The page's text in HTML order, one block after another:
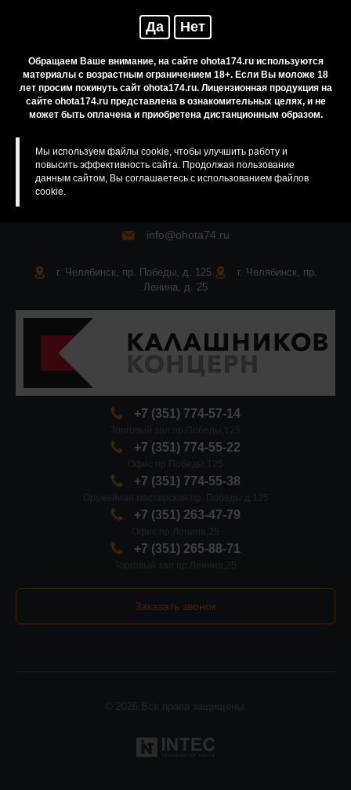
Да Нет
Обращаем Ваше внимание, на сайте ohota174.ru используются
материалы с возрастным ограничением 18+. Если Вы моложе 18
лет просим покинуть сайт ohota174.ru. Лицензионная продукция на
сайте ohota174.ru представлена в ознакомительных целях, и не
может быть оплачена и приобретена дистанционным образом.
Мы используем файлы cookie, чтобы улучшить работу и
повысить эффективность сайта. Продолжая пользование
данным сайтом, Вы соглашаетесь с использованием файлов
cookie.
Резервирование
Приобретение лицензионных товаров
Бренды
Карта сайта
info@ohota74.ru
г. Челябинск, пр. Победы, д. 125
г. Челябинск, пр.
Ленина, д. 25
+7 (351) 774-57-14
+7 (351) 774-55-22
+7 (351) 774-55-38
+7 (351) 263-47-79
+7 (351) 265-88-71
Заказать звонок
© 2026 Все права защищены.